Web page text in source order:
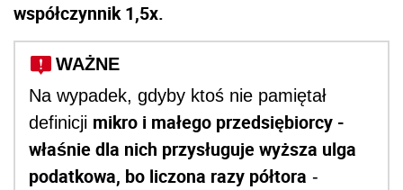
współczynnik 1,5x.
WAŻNE
Na wypadek, gdyby ktoś nie pamiętał
definicji mikro i małego przedsiębiorcy -
właśnie dla nich przysługuje wyższa ulga
podatkowa, bo liczona razy półtora -